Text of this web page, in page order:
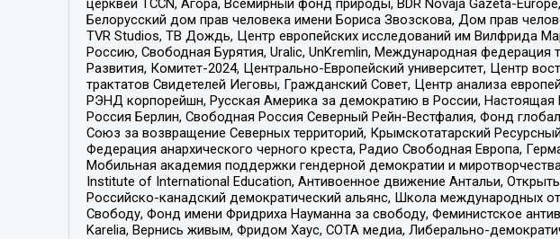
церквей TCCN, Агора, Всемирный фонд природы, BDR Novaja Gazeta-
Белорусский дом прав человека имени Бориса Звозскова, Дом прав
TVR Studios, ТВ Дождь, Центр европейских исследований им Вилфрида
Россию, Свободная Бурятия, Uralic, UnKremlin, Международная
Развития, Комитет-2024, Центрально-Европейский университет, Центр
трактатов Свидетелей Иеговы, Гражданский Совет, Центр анализа
РЭНД корпорейшн, Русская Америка за демократию в России, Настоящая
Россия Берлин, Свободная Россия Северный Рейн-Вестфалия, Фонд
Союз за возвращение Северных территорий, Крымскотатарский
Федерация анархического черного креста, Радио Свободная Европа,
Мобильная академия поддержки гендерной демократии и
Institute of International Education, Антивоенное движение Антальи,
Российско-канадский демократический альянс, Школа международных
Свободу, Фонд имени Фридриха Науманна за свободу, Феминистское
Karelia, Вернись живым, Фридом Хаус, СОТА медиа, Либерально-